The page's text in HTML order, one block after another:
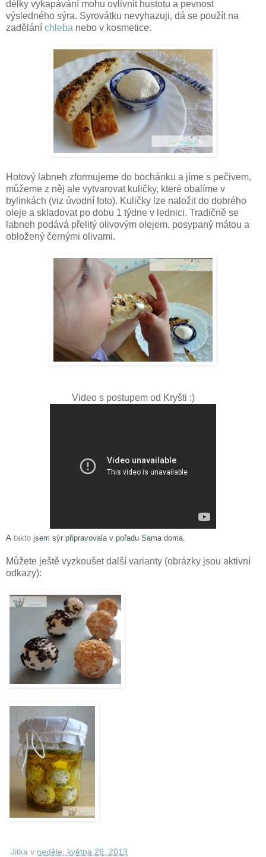
délky vykapávání mohu ovlivnit hustotu a pevnost
výsledného sýra. Syrovátku nevyhazuji, dá se použít na
zadělání chleba nebo v kosmetice.
Hotový labneh zformujeme do bochánku a jíme s pečivem,
můžeme z něj ale vytvarovat kuličky, které obalíme v
bylinkách (viz úvodní foto). Kuličky lze naložit do dobrého
oleje a skladovat po dobu 1 týdne v lednici. Tradičně se
labneh podává přelitý olivovým olejem, posypaný mátou a
obložený černými olivami.
Video s postupem od Kryšti :)
A takto jsem sýr připravovala v pořadu Sama doma.
Můžete ještě vyzkoušet další varianty (obrázky jsou aktivní
odkazy):
Jitka v neděle, května 26, 2013